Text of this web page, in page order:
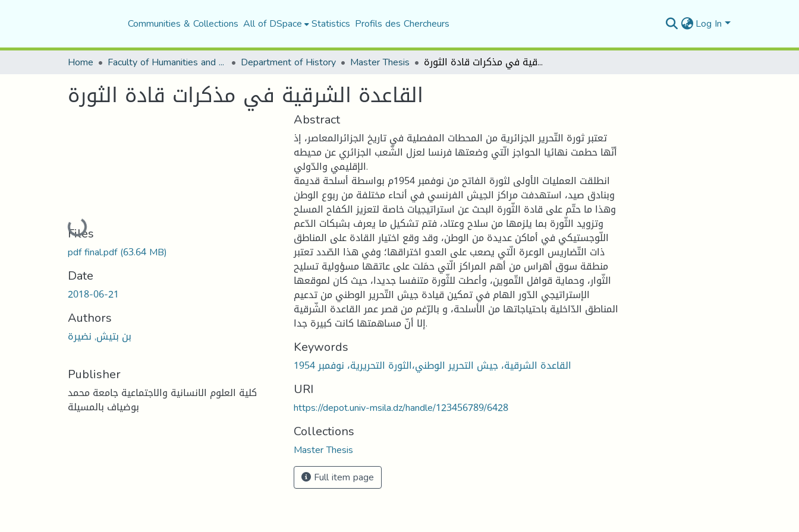
Communities & Collections All of DSpace Statistics Profils des Chercheurs Log In
Home Faculty of Humanities and Social Sciences Department of History Master Thesis القاعدة الشرقية في مذكرات قادة الثورة
القاعدة الشرقية في مذكرات قادة الثورة
Loading...
Files
pdf final.pdf(63.64 MB)
Date
2018-06-21
Authors
بن بتيش, نضيرة
Publisher
كلية العلوم الانسانية والاجتماعية جامعة محمد
بوضياف بالمسيلة
Abstract
تعتبر ثورة التّحرير الجزائرية من المحطات المفصلية في تاريخ الجزائرالمعاصر، إذ
أنّها حطمت نهائيا الحواجز الّتي وضعتها فرنسا لعزل الشّعب الجزائري عن محيطه
الإقليمي والدّولي.
انطلقت العمليات الأولى لثورة الفاتح من نوفمبر 1954م بواسطة أسلحة قديمة
وبنادق صيد، استهدفت مراكز الجيش الفرنسي في أنحاء مختلفة من ربوع الوطن
وهذا ما حتّم على قادة الثّورة البحث عن استراتيجيات خاصة لتعزيز الكفاح المسلح
وتزويد الثّورة بما يلزمها من سلاح وعتاد، فتم تشكيل ما يعرف بشبكات الدّعم
اللّوجستيكي في أماكن عديدة من الوطن، وقد وقع اختيار القادة على المناطق
ذات التّضاريس الوعرة الّتي يصعب على العدو اختراقها؛ وفي هذا الصّدد تعتبر
منطقة سوق أهراس من أهم المراكز الّتي حمَلت على عاتقها مسؤولية تسليح
الثّوار، وحماية قوافل التّموين، وأعطت للثّورة متنفسا جديدا، حيث كان لموقعها
الإستراتيجي الدّور الهام في تمكين قيادة جيش التّحرير الوطني من تدعيم
المناطق الدّاخلية باحتياجاتها من الأسلحة، و بالرّغم من قصر عمر القاعدة الشّرقية
إلا أنّ مساهمتها كانت كبيرة جدا.
Keywords
القاعدة الشرقية، جيش التحرير الوطني،الثورة التحريرية، نوفمبر 1954
URI
https://depot.univ-msila.dz/handle/123456789/6428
Collections
Master Thesis
Full item page